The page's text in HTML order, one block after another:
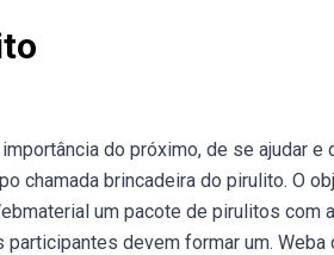
do próximo, de se ajudar e
chamada brincadeira do pirulito. O
um pacote de pirulitos com
devem formar um.